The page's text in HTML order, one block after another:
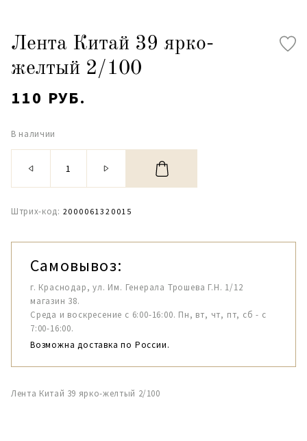
Лента Китай 39 ярко-
желтый 2/100
110 РУБ.
В наличии
Штрих-код: 2000061320015
Самовывоз:
г. Краснодар, ул. Им. Генерала Трошева Г.Н. 1/12
магазин 38.
Среда и воскресение с 6:00-16:00. Пн, вт, чт, пт, сб - с
7:00-16:00.
Возможна доставка по России.
Лента Китай 39 ярко-желтый 2/100